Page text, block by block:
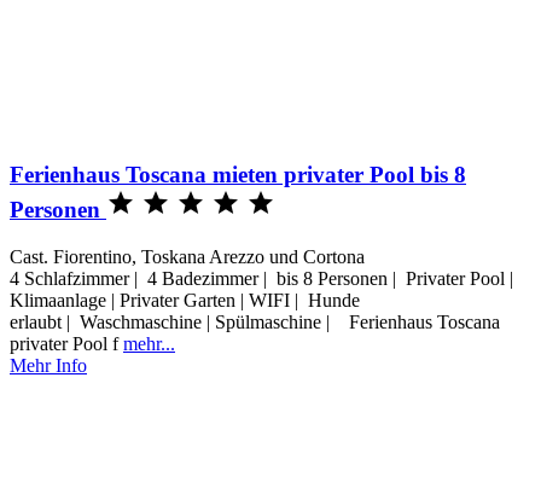
Ferienhaus Toscana mieten privater Pool bis 8
Personen     
Cast. Fiorentino, Toskana Arezzo und Cortona
4 Schlafzimmer | 4 Badezimmer | bis 8 Personen | Privater Pool |
Klimaanlage | Privater Garten | WIFI | Hunde
erlaubt | Waschmaschine | Spülmaschine | Ferienhaus Toscana
privater Pool fmehr...
Mehr Info